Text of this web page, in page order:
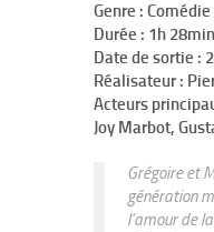
Genre : Comédie
Durée : 1h 28min
Date de sortie :
Réalisateur :
Acteurs
Joy Marbot,
Grégoire et
génération
l’amour de